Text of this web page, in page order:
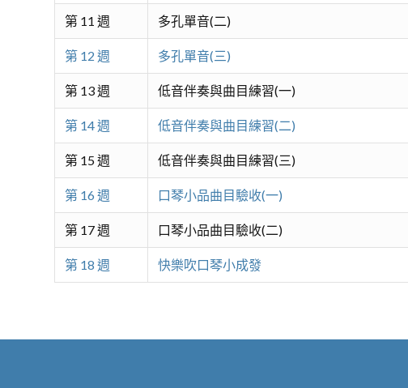
第 11 週 多孔單音(二)
第 12 週 多孔單音(三)
第 13 週 低音伴奏與曲目練習(一)
第 14 週 低音伴奏與曲目練習(二)
第 15 週 低音伴奏與曲目練習(三)
第 16 週 口琴小品曲目驗收(一)
第 17 週 口琴小品曲目驗收(二)
第 18 週 快樂吹口琴小成發